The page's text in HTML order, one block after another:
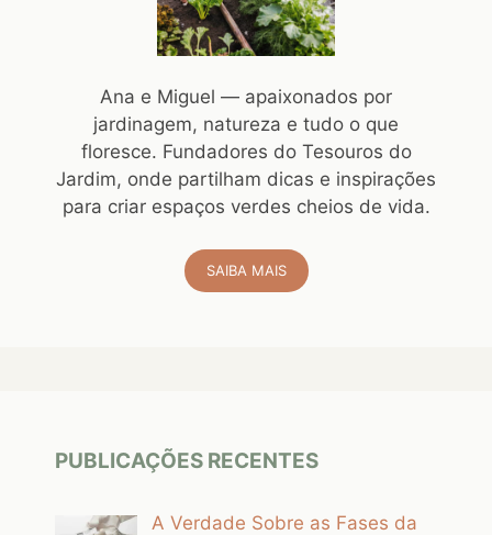
Ana e Miguel — apaixonados por
jardinagem, natureza e tudo o que
floresce. Fundadores do Tesouros do
Jardim, onde partilham dicas e inspirações
para criar espaços verdes cheios de vida.
SAIBA MAIS
PUBLICAÇÕES RECENTES
A Verdade Sobre as Fases da